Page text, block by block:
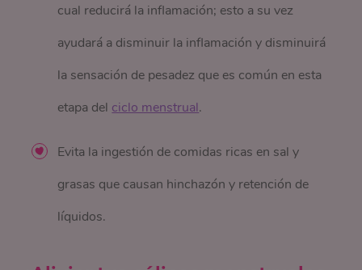
cual reducirá la inflamación; esto a su vez
ayudará a disminuir la inflamación y disminuirá
la sensación de pesadez que es común en esta
etapa del ciclo menstrual.
Evita la ingestión de comidas ricas en sal y
grasas que causan hinchazón y retención de
líquidos.